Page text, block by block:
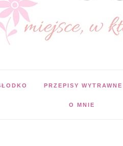
PRZEPISY WYTRAWNE
O MNIE